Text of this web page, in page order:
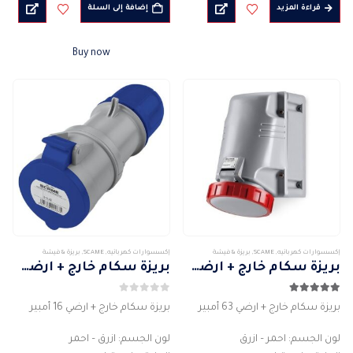
المادة : بلاستيك
قاعدة مربعة
قراءة المزيد
المادة : بلاستيك
قاعدة مربعة
إضافة إلى السلة
Buy now
إكسسوارات كهربائيه,
SCAME
, بريزة & فيشة
بريزة سكام خارج + ارضي 63 أمبير
بريزة سكام خارج + ارضي 63 أمبير
لون الجسم: احمر – ازرق
إكسسوارات كهربائيه,
SCAME
, بريزة & فيشة
بريزة سكام خارج + ارضي 16 أمبير
بريزة سكام خارج + ارضي 16 أمبير
لون الجسم: ازرق – احمر